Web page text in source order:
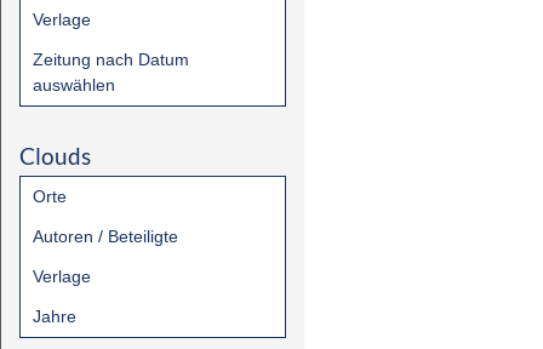
Verlage
Zeitung nach Datum
auswählen
Clouds
Orte
Autoren / Beteiligte
Verlage
Jahre